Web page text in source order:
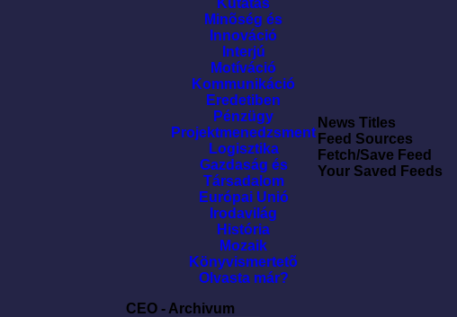
Kutatás
Minõség és
Innováció
Interjú
Motíváció
Kommunikáció
Eredetiben
Pénzügy
Projektmenedzsment
Logisztika
Gazdaság és
Társadalom
Európai Unió
Irodavilág
História
Mozaik
Könyvismertetõ
Olvasta már?
CEO - Archivum
News Titles
Feed Sources
Fetch/Save Feed
Your Saved Feeds